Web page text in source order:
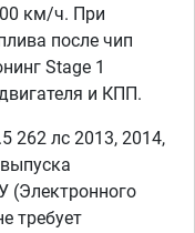
км/ч. При
после чип
Stage 1
и КПП.
262 лс 2013, 2014,
(Электронного
требует